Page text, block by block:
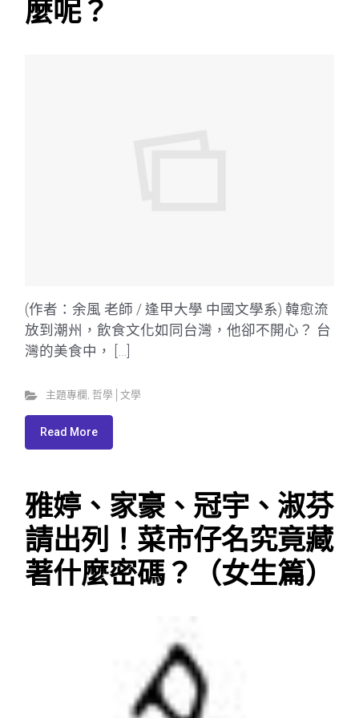
麼呢？
(作者：余風 老師 / 逢甲大學 中國文學系) 韓愈流
放到潮州，飲食文化如同台灣，他卻不開心？ 台
灣的美食中， […]
主題專欄 , 哲學│文學
Read More
雅婷、家豪、冠宇、淑芬
請出列！菜市仔名究竟藏
著什麼密碼？（女生篇）